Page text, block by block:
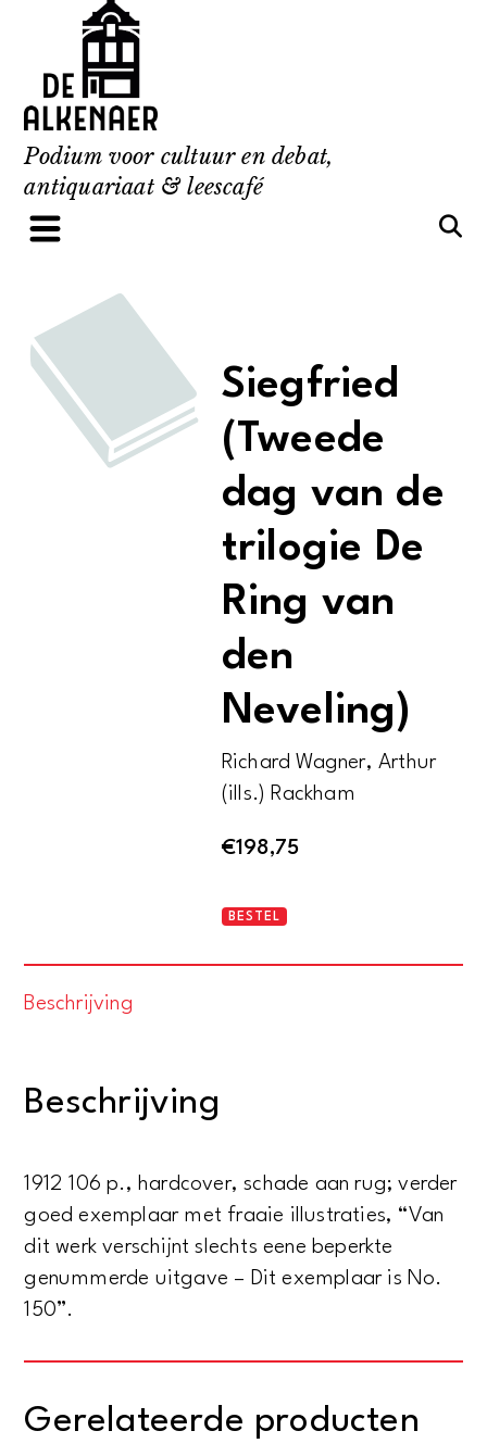
content
Podium voor cultuur en debat,
antiquariaat & leescafé
Siegfried
(Tweede
dag van de
trilogie De
Ring van
den
Neveling)
Richard Wagner, Arthur
(ills.) Rackham
€198,75
Siegfried
den
Neveling)
aantal
BESTEL
Beschrijving
Beschrijving
1912 106 p., hardcover, schade aan rug; verder
goed exemplaar met fraaie illustraties, “Van
dit werk verschijnt slechts eene beperkte
genummerde uitgave – Dit exemplaar is No.
150”.
Gerelateerde producten